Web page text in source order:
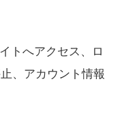
トへアクセス、ロ
、アカウント情報